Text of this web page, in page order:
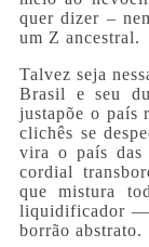
quer dizer –
um Z ancestral.
Talvez seja
Brasil e seu
justapõe o país
clichês se
vira o país das
cordial
que mistura
liquidificador —
borrão abstrato.